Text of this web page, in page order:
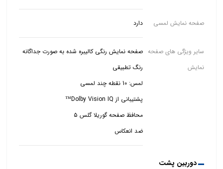
صفحه نمایش لمسی دارد
سایر ویژگی های صفحه
نمایش
صفحه نمایش رنگی کالیبره شده به صورت جداگانه
پشتیبانی از Dolby Vision IQ™
ضد انعکاس
دوربین پشت